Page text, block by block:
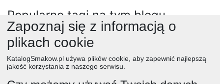
Popularne tagi na tym blogu
ciasta (19170) dania (464)
mięsa(2357) pieczywo(3469) drob(4047) owoce (5012)
Zapoznaj się z informacją o
plikach cookie
KatalogSmakow.pl używa plików cookie, aby zapewnić najlepszą
jakość korzystania z naszego serwisu.